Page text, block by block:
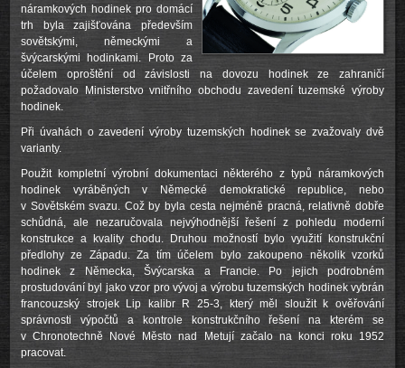
náramkových hodinek pro domácí
trh byla zajišťována především
sovětskými, německými a
švýcarskými hodinkami. Proto za
účelem oproštění od závislosti na dovozu hodinek ze zahraničí
požadovalo Ministerstvo vnitřního obchodu zavedení tuzemské výroby
hodinek.
Při úvahách o zavedení výroby tuzemských hodinek se zvažovaly dvě
varianty.
Použit kompletní výrobní dokumentaci některého z typů náramkových
hodinek vyráběných v Německé demokratické republice, nebo
v Sovětském svazu. Což by byla cesta nejméně pracná, relativně dobře
schůdná, ale nezaručovala nejvýhodnější řešení z pohledu moderní
konstrukce a kvality chodu. Druhou možností bylo využití konstrukční
předlohy ze Západu. Za tím účelem bylo zakoupeno několik vzorků
hodinek z Německa, Švýcarska a Francie. Po jejich podrobném
prostudování byl jako vzor pro vývoj a výrobu tuzemských hodinek vybrán
francouzský strojek Lip kalibr R 25-3, který měl sloužit k ověřování
správnosti výpočtů a kontrole konstrukčního řešení na kterém se
v Chronotechně Nové Město nad Metují začalo na konci roku 1952
pracovat.